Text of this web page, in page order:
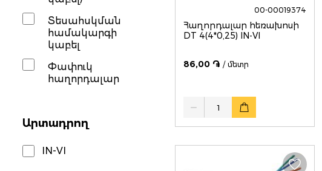
Տեսահսկման
համակարգի
կաբել
Փափուկ
հաղորդալար
Արտադրող
IN-VI
00-00019374
Հաղորդալար հեռախոսի
DT 4(4*0,25) IN-VI
86,00 ֏ / մետր